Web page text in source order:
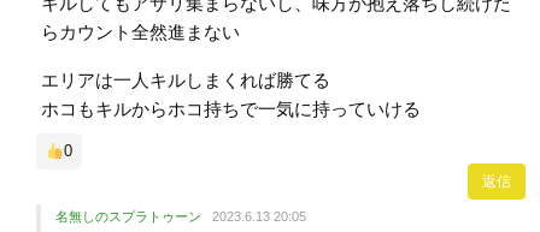
らカウント全然進まない
エリアは一人キルしまくれば勝てる
ホコもキルからホコ持ちで一気に持っていける
0
返信
名無しのスプラトゥーン 2023.6.13 20:05